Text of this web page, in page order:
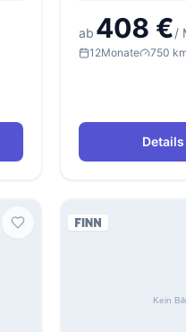
ab 408 €/
12Monate 750